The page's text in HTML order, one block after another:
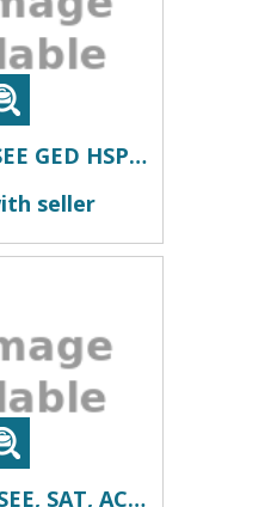
Курсы SSAT ISEE GED HSPT COOP TACHS HiSET преподаватель, репетитор из США
seller
Курсы SSAT, ISEE, SAT, ACT, TOEFL, TOEIC преподаватель, репетитор из США